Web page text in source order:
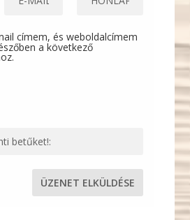
címem, és weboldalcímem
a következő